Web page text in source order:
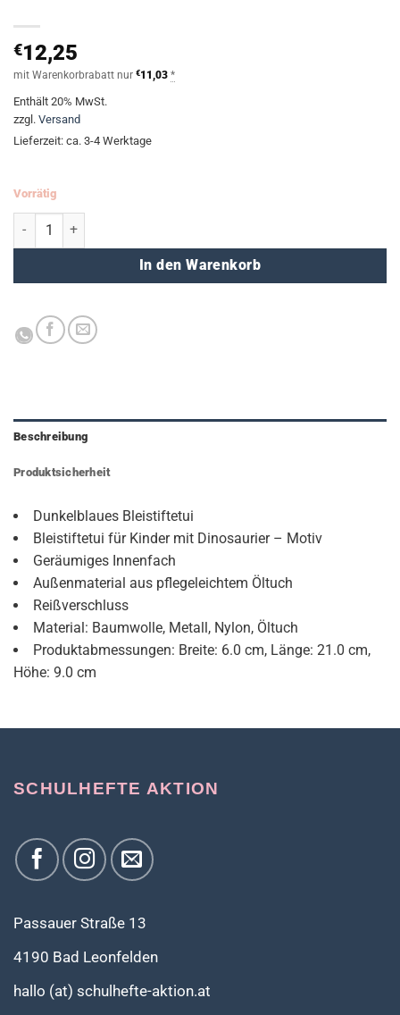
€12,25
mit Warenkorbrabatt nur €11,03 *
Enthält 20% MwSt.
zzgl. Versand
Lieferzeit: ca. 3-4 Werktage
Vorrätig
Schüttelpennal - Prehistoric Land Menge
In den Warenkorb
Beschreibung
Produktsicherheit
Dunkelblaues Bleistiftetui
Bleistiftetui für Kinder mit Dinosaurier – Motiv
Geräumiges Innenfach
Außenmaterial aus pflegeleichtem Öltuch
Reißverschluss
Material: Baumwolle, Metall, Nylon, Öltuch
Produktabmessungen: Breite: 6.0 cm, Länge: 21.0 cm,
Höhe: 9.0 cm
SCHULHEFTE AKTION
Passauer Straße 13
4190 Bad Leonfelden
hallo (at) schulhefte-aktion.at